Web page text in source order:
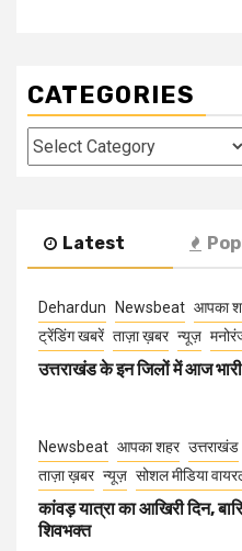
CATEGORIES
Categories
Latest
Dehardun Newsbeat आपका
ट्रेंडिंग खबरें ताज़ा ख़बर न्यूज़
उत्तराखंड के इन जिलों में आज भारी
Newsbeat आपका शहर उत्तराखंड
ताज़ा ख़बर न्यूज़ सोशल मीडिया
कांवड़ यात्रा का आखिरी दिन,
शिवभक्त